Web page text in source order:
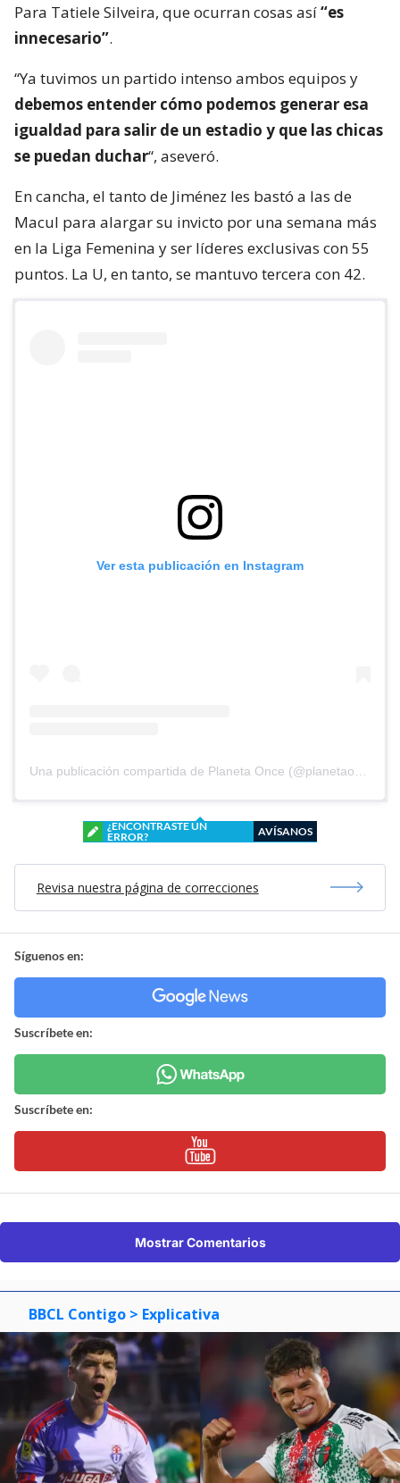
Para Tatiele Silveira, que ocurran cosas así“es
innecesario”.
“Ya tuvimos un partido intenso ambos equipos y
debemos entender cómo podemos generar esa
igualdad para salir de un estadio y que las chicas
se puedan duchar“, aseveró.
En cancha, el tanto de Jiménez les bastó a las de
Macul para alargar su invicto por una semana más
en la Liga Femenina y ser líderes exclusivas con 55
puntos. La U, en tanto, se mantuvo tercera con 42.
Ver esta publicación en Instagram
¿ENCONTRASTE UN
ERROR?
AVÍSANOS
Revisa nuestra página de correcciones
Síguenos en:
Suscríbete en:
Suscríbete en:
Mostrar Comentarios
BBCL Contigo > Explicativa